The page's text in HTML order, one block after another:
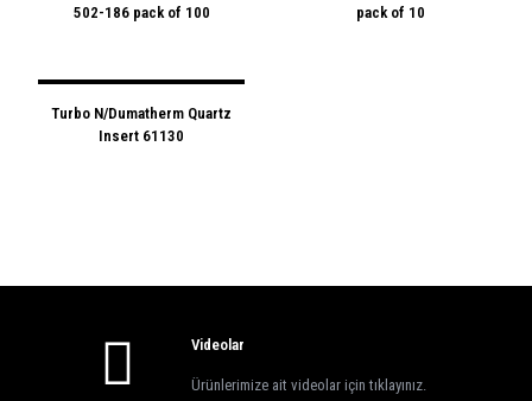
502-186 pack of 100
pack of 10
Turbo N/Dumatherm Quartz
Insert 61130
Videolar
Ürünlerimize ait videolar için tıklayınız.